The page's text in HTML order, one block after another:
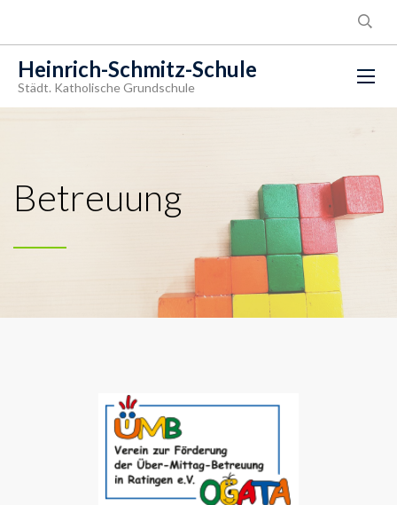
Heinrich-Schmitz-Schule
Städt. Katholische Grundschule
Betreuung